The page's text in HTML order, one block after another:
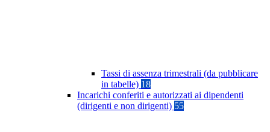
Tassi di assenza trimestrali (da pubblicare
in tabelle) 18
Incarichi conferiti e autorizzati ai dipendenti
(dirigenti e non dirigenti) 55